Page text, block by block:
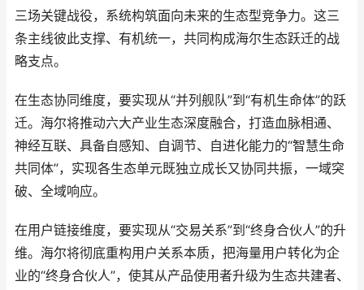
三场关键战役，系统构筑面向未来的生态型竞争力。这三
条主线彼此支撑、有机统一，共同构成海尔生态跃迁的战
略支点。
在生态协同维度，要实现从“并列舰队”到“有机生命体”的跃
迁。海尔将推动六大产业生态深度融合，打造血脉相通、
神经互联、具备自感知、自调节、自进化能力的“智慧生命
共同体”，实现各生态单元既独立成长又协同共振，一域突
破、全域响应。
在用户链接维度，要实现从“交易关系”到“终身合伙人”的升
维。海尔将彻底重构用户关系本质，把海量用户转化为企
业的“终身合伙人”，使其从产品使用者升级为生态共建者、